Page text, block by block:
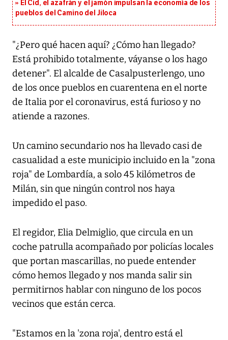
El Cid, el azafrán y el jamón impulsan la economía de los
pueblos del Camino del Jiloca
"¿Pero qué hacen aquí? ¿Cómo han llegado?
Está prohibido totalmente, váyanse o los hago
detener". El alcalde de Casalpusterlengo, uno
de los once pueblos en cuarentena en el norte
de Italia por el coronavirus, está furioso y no
atiende a razones.
Un camino secundario nos ha llevado casi de
casualidad a este municipio incluido en la "zona
roja" de Lombardía, a solo 45 kilómetros de
Milán, sin que ningún control nos haya
impedido el paso.
El regidor, Elia Delmiglio, que circula en un
coche patrulla acompañado por policías locales
que portan mascarillas, no puede entender
cómo hemos llegado y nos manda salir sin
permitirnos hablar con ninguno de los pocos
vecinos que están cerca.
"Estamos en la 'zona roja', dentro está el